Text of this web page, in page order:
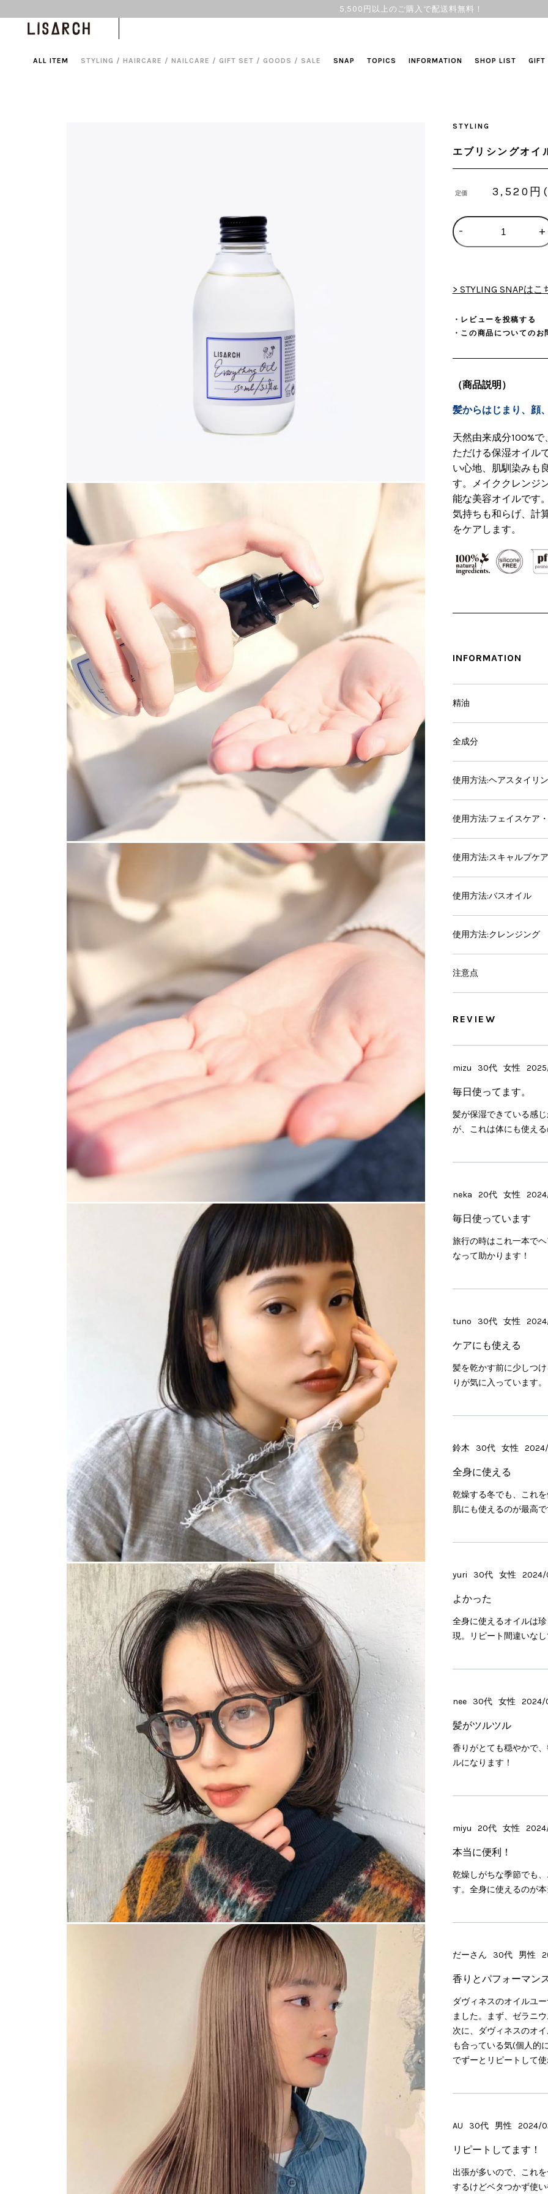
STYLING
エブリシングオ
定価 3,520円
+
-
> STYLING SNAPはこ
・レビューを投稿する
・この商品についてのお
（商品説明）
髪からはじまり、顔
天然由来成分100%
ただける保湿オイル
い心地、肌馴染みも
す。メイククレンジ
能な美容オイルです
気持ちも和らげ、計
をケアします。
INFORMATION
精油
全成分
使用方法:ヘアスタイリ
使用方法:フェイスケア
使用方法:スキャルプケア
使用方法:バスオイル
使用方法:クレンジング
注意点
REVIEW
mizu 30代 女性
毎日使ってます。
髪が保湿できている感
が、これは体にも使え
neka 20代 女性
毎日使っています
旅行の時はこれ一本で
なって助かります！
tuno 30代 女性
ケアにも使える
髪を乾かす前に少しつ
りが気に入っています。
鈴木 30代 女性
全身に使える
乾燥する冬でも、これ
肌にも使えるのが最高で
yuri 30代 女性 2024/
よかった
全身に使えるオイルは
現。リピート間違いなし
nee 30代 女性 2024/
髪がツルツル
香りがとても穏やかで
ルになります！
miyu 20代 女性
本当に便利！
乾燥しがちな季節でも
す。全身に使えるのが本
だーさん 30代 男性
香りとパフォーマン
ダヴィネスのオイルユ
ました。まず、ゼラニ
次に、ダヴィネスのオ
も合っている気(個人的
でずーとリピートして
AU 30代 男性 2024/
リピートしてます！
出張が多いので、これ
するけどベタつかず使い
5,500円以上のご購入で配送料無料！
ALL ITEM STYLING / HAIRCARE / NAILCARE / GIFT SET / GOODS / SALE SNAP TOPICS INFORMATION SHOP LIST GIFT